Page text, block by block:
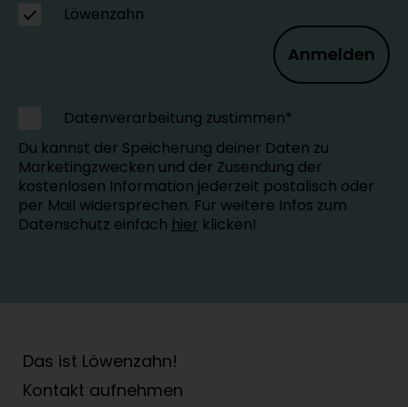
Anmelden
Löwenzahn
Datenverarbeitung zustimmen*
Du kannst der Speicherung deiner Daten zu
Marketingzwecken und der Zusendung der
kostenlosen Information jederzeit postalisch oder
per Mail widersprechen. Für weitere Infos zum
Datenschutz einfach hier klicken!
Das ist Löwenzahn!
Kontakt aufnehmen